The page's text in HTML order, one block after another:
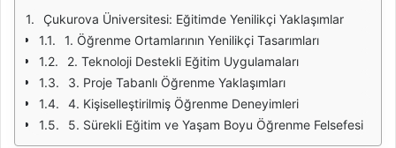
Çukurova Üniversitesi: Eğitimde Yenilikçi Yaklaşımlar
1. Öğrenme Ortamlarının Yenilikçi Tasarımları
2. Teknoloji Destekli Eğitim Uygulamaları
3. Proje Tabanlı Öğrenme Yaklaşımları
4. Kişiselleştirilmiş Öğrenme Deneyimleri
5. Sürekli Eğitim ve Yaşam Boyu Öğrenme Felsefesi